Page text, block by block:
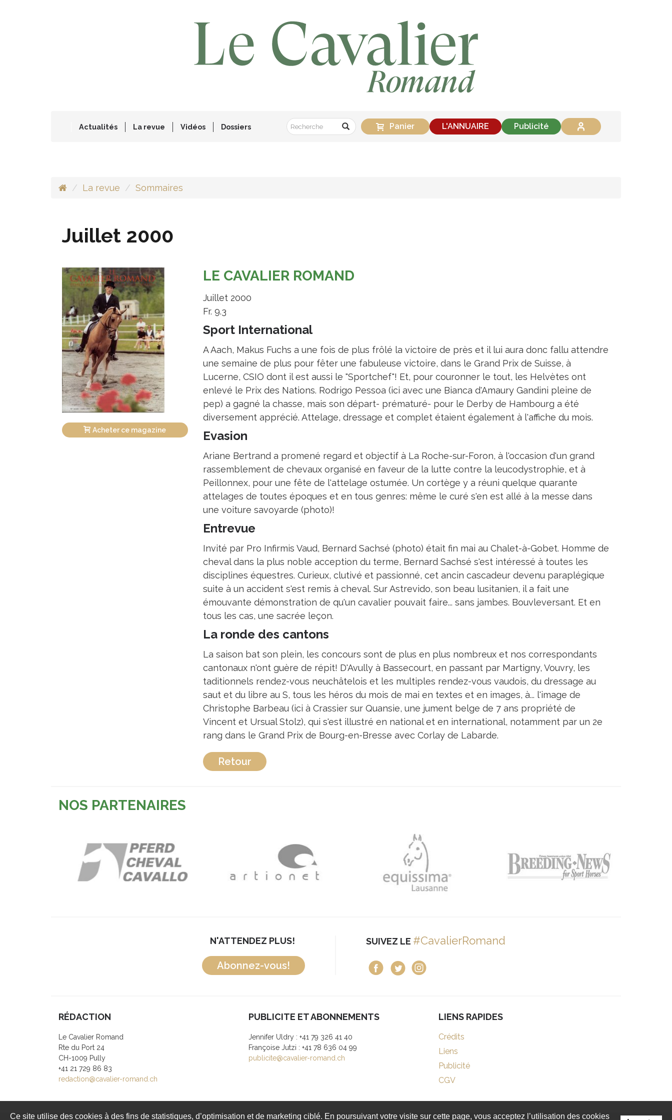
Actualités La revue Vidéos Dossiers Panier L'ANNUAIRE Publicité
La revue Sommaires
Juillet 2000
Acheter ce magazine
LE CAVALIER ROMAND
Juillet 2000
Fr. 9.3
Sport International
A Aach, Makus Fuchs a une fois de plus frôlé la victoire de près et il lui aura donc fallu attendre
une semaine de plus pour fêter une fabuleuse victoire, dans le Grand Prix de Suisse, à
Lucerne, CSIO dont il est aussi le "Sportchef"! Et, pour couronner le tout, les Helvètes ont
enlevé le Prix des Nations. Rodrigo Pessoa (ici avec une Bianca d'Amaury Gandini pleine de
pep) a gagné la chasse, mais son départ- prématuré- pour le Derby de Hambourg a été
diversement apprécié. Attelage, dressage et complet étaient également à l'affiche du mois.
Evasion
Ariane Bertrand a promené regard et objectif à La Roche-sur-Foron, à l'occasion d'un grand
rassemblement de chevaux organisé en faveur de la lutte contre la leucodystrophie, et à
Peillonnex, pour une fête de l'attelage ostumée. Un cortège y a réuni quelque quarante
attelages de toutes époques et en tous genres: même le curé s'en est allé à la messe dans
une voiture savoyarde (photo)!
Entrevue
Invité par Pro Infirmis Vaud, Bernard Sachsé (photo) était fin mai au Chalet-à-Gobet. Homme de
cheval dans la plus noble acception du terme, Bernard Sachsé s'est intéressé à toutes les
disciplines équestres. Curieux, clutivé et passionné, cet ancin cascadeur devenu paraplégique
suite à un accident s'est remis à cheval. Sur Astrevido, son beau lusitanien, il a fait une
émouvante démonstration de qu'un cavalier pouvait faire... sans jambes. Bouvleversant. Et en
tous les cas, une sacrée leçon.
La ronde des cantons
La saison bat son plein, les concours sont de plus en plus nombreux et nos correspondants
cantonaux n'ont guère de répit! D'Avully à Bassecourt, en passant par Martigny, Vouvry, les
taditionnels rendez-vous neuchâtelois et les multiples rendez-vous vaudois, du dressage au
saut et du libre au S, tous les héros du mois de mai en textes et en images, à... l'image de
Christophe Barbeau (ici à Crassier sur Quansie, une jument belge de 7 ans propriété de
Vincent et Ursual Stolz), qui s'est illustré en national et en international, notamment par un 2e
rang dans le Grand Prix de Bourg-en-Bresse avec Corlay de Labarde.
Retour
NOS PARTENAIRES
N'ATTENDEZ PLUS!
Abonnez-vous!
SUIVEZ LE #CavalierRomand
RÉDACTION
Le Cavalier Romand
Rte du Port 24
CH-1009 Pully
+41 21 729 86 83
redaction@cavalier-romand.ch
PUBLICITE ET ABONNEMENTS
Jennifer Uldry : +41 79 326 41 40
Françoise Jutzi : +41 78 636 04 99
publicite@cavalier-romand.ch
LIENS RAPIDES
Crédits
Liens
Publicité
CGV
Ce site utilise des cookies à des fins de statistiques, d’optimisation et de marketing ciblé. En poursuivant votre visite sur cette page, vous acceptez l’utilisation des cookies